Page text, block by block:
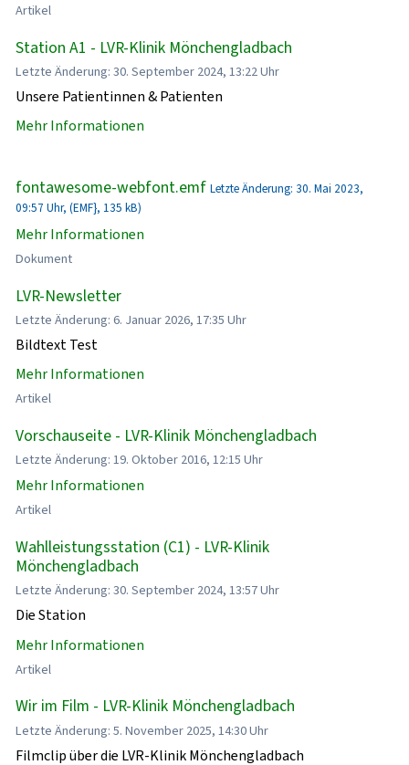
Artikel
Station A1 - LVR-Klinik Mönchengladbach
Letzte Änderung: 30. September 2024, 13:22 Uhr
Unsere Patientinnen & Patienten
Mehr Informationen
fontawesome-webfont.emf Letzte Änderung: 30. Mai 2023,
09:57 Uhr, (EMF}, 135 kB)
Mehr Informationen
Dokument
LVR-Newsletter
Letzte Änderung: 6. Januar 2026, 17:35 Uhr
Bildtext Test
Mehr Informationen
Artikel
Vorschauseite - LVR-Klinik Mönchengladbach
Letzte Änderung: 19. Oktober 2016, 12:15 Uhr
Mehr Informationen
Artikel
Wahlleistungsstation (C1) - LVR-Klinik
Mönchengladbach
Letzte Änderung: 30. September 2024, 13:57 Uhr
Die Station
Mehr Informationen
Artikel
Wir im Film - LVR-Klinik Mönchengladbach
Letzte Änderung: 5. November 2025, 14:30 Uhr
Filmclip über die LVR-Klinik Mönchengladbach